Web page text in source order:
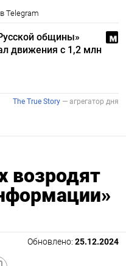
возродят
Обновлено: 25.12.2024